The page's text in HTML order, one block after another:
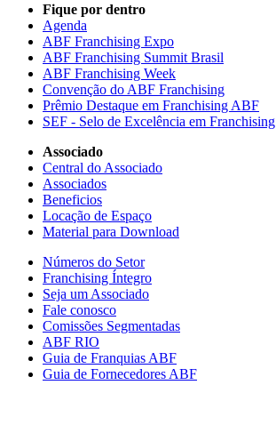
Fique por dentro
Agenda
ABF Franchising Expo
ABF Franchising Summit Brasil
ABF Franchising Week
Convenção do ABF Franchising
Prêmio Destaque em Franchising ABF
SEF - Selo de Excelência em Franchising
Associado
Central do Associado
Associados
Beneficios
Locação de Espaço
Material para Download
Números do Setor
Franchising Íntegro
Seja um Associado
Fale conosco
Comissões Segmentadas
ABF RIO
Guia de Franquias ABF
Guia de Fornecedores ABF